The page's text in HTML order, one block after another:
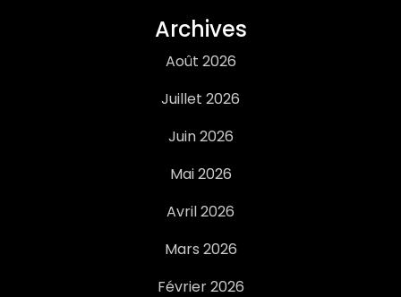
Archives
Août 2026
Juillet 2026
Juin 2026
Mai 2026
Avril 2026
Mars 2026
Février 2026